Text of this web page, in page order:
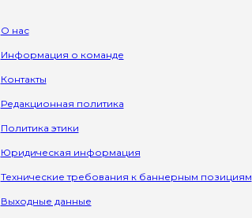
О нас
Информация о команде
Контакты
Редакционная политика
Политика этики
Юридическая информация
Технические требования к баннерным позициям
Выходные данные